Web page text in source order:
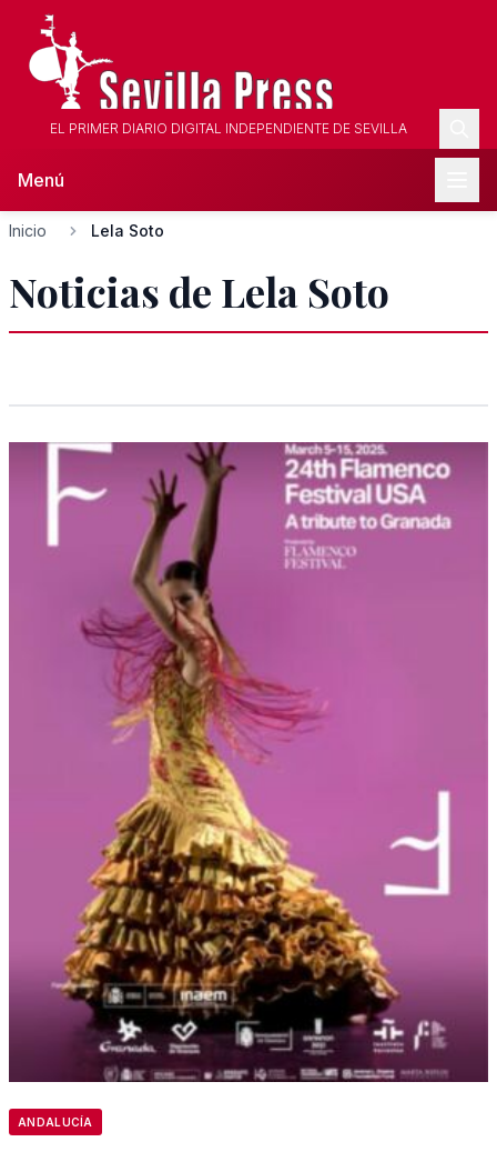
EL PRIMER DIARIO DIGITAL INDEPENDIENTE DE SEVILLA
Menú
Inicio Lela Soto
Noticias de Lela Soto
ANDALUCÍA